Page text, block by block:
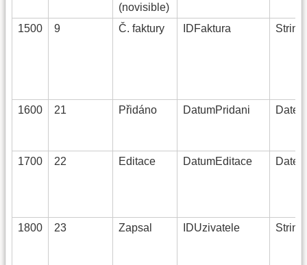
(novisible)
1500 9 Č. faktury IDFaktura
1600 21 Přidáno DatumPridani
1700 22 Editace DatumEditace
1800 23 Zapsal IDUzivatele